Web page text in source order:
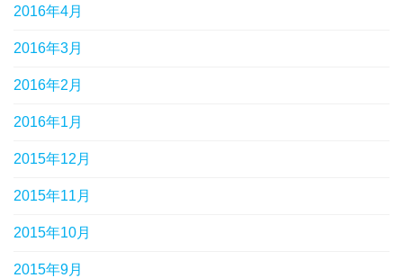
2016年4月
2016年3月
2016年2月
2016年1月
2015年12月
2015年11月
2015年10月
2015年9月